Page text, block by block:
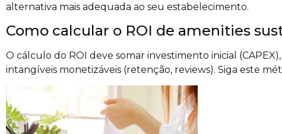
alternativa mais adequada ao seu estabelecimento.
Como calcular o ROI de amenities
O cálculo do ROI deve somar investimento inicial
intangíveis monetizáveis (retenção, reviews). Siga este